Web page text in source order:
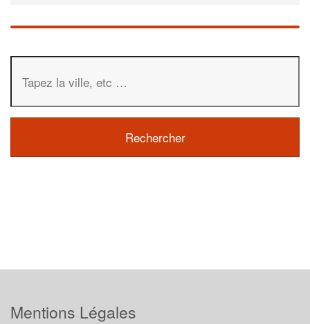
Mentions Légales